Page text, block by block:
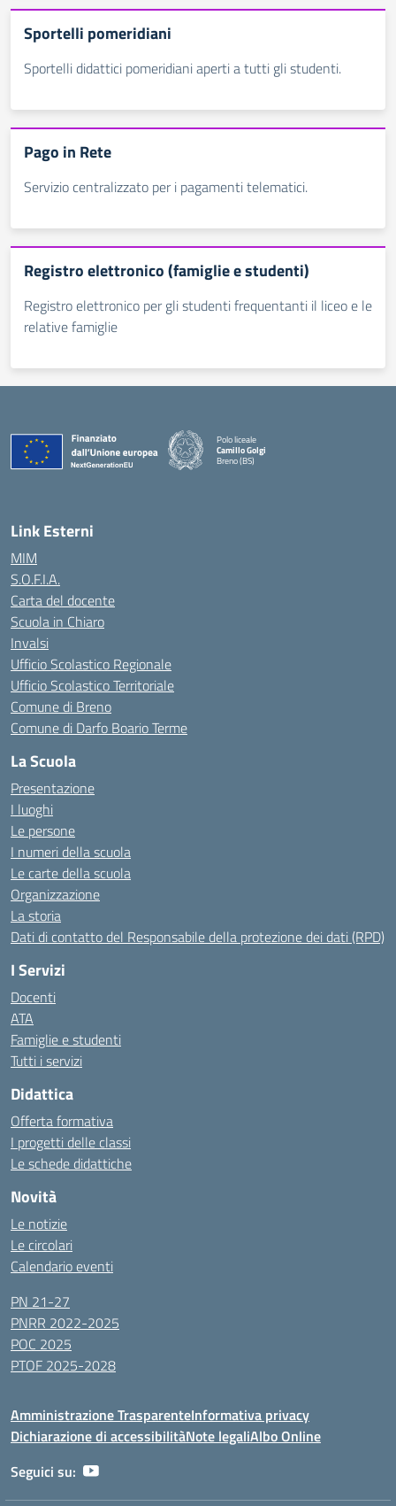
Sportelli pomeridiani
Sportelli didattici pomeridiani aperti a tutti gli studenti.
Pago in Rete
Servizio centralizzato per i pagamenti telematici.
Registro elettronico (famiglie e studenti)
Registro elettronico per gli studenti frequentanti il liceo e le
relative famiglie
Polo liceale
Camillo Golgi
Breno (BS)
Link Esterni
MIM
S.O.F.I.A.
Carta del docente
Scuola in Chiaro
Invalsi
Ufficio Scolastico Regionale
Ufficio Scolastico Territoriale
Comune di Breno
Comune di Darfo Boario Terme
La Scuola
Presentazione
I luoghi
Le persone
I numeri della scuola
Le carte della scuola
Organizzazione
La storia
Dati di contatto del Responsabile della protezione dei dati (RPD)
I Servizi
Docenti
ATA
Famiglie e studenti
Tutti i servizi
Didattica
Offerta formativa
I progetti delle classi
Le schede didattiche
Novità
Le notizie
Le circolari
Calendario eventi
PN 21-27
PNRR 2022-2025
POC 2025
PTOF 2025-2028
Amministrazione TrasparenteInformativa privacy
Dichiarazione di accessibilitàNote legaliAlbo Online
Seguici su: